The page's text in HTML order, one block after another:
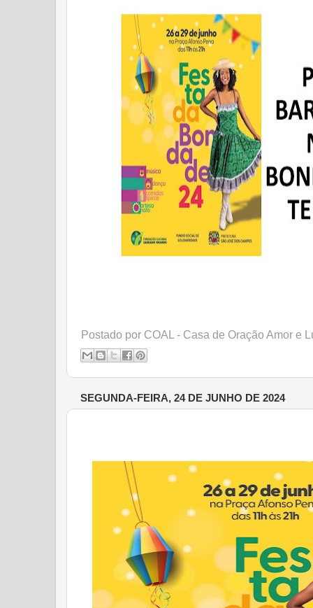
Postado por COAL - Casa de Oração Amor e
SEGUNDA-FEIRA, 24 DE JUNHO DE 2024